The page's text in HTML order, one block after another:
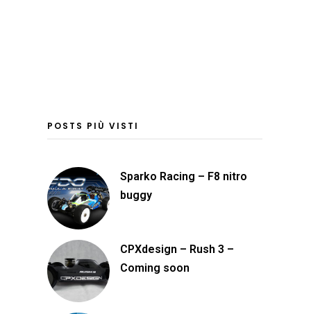
POSTS PIÙ VISTI
Sparko Racing – F8 nitro
buggy
CPXdesign – Rush 3 –
Coming soon